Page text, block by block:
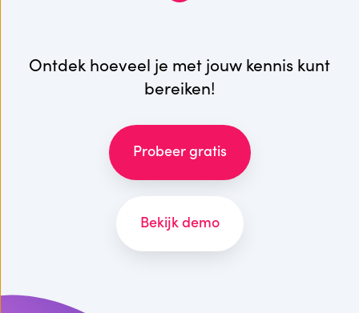
Ontdek hoeveel je met jouw kennis kunt
bereiken!
Probeer gratis
Bekijk demo